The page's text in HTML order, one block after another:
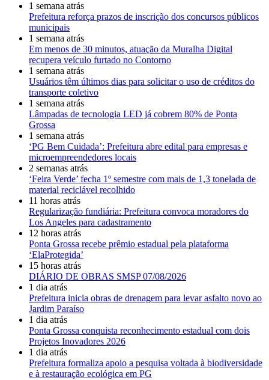
1 semana atrás
Prefeitura reforça prazos de inscrição dos concursos públicos
municipais
1 semana atrás
Em menos de 30 minutos, atuação da Muralha Digital
recupera veículo furtado no Contorno
1 semana atrás
Usuários têm últimos dias para solicitar o uso de créditos do
transporte coletivo
1 semana atrás
Lâmpadas de tecnologia LED já cobrem 80% de Ponta
Grossa
1 semana atrás
‘PG Bem Cuidada’: Prefeitura abre edital para empresas e
microempreendedores locais
2 semanas atrás
‘Feira Verde’ fecha 1º semestre com mais de 1,3 tonelada de
material reciclável recolhido
11 horas atrás
Regularização fundiária: Prefeitura convoca moradores do
Los Angeles para cadastramento
12 horas atrás
Ponta Grossa recebe prêmio estadual pela plataforma
‘ElaProtegida’
15 horas atrás
DIÁRIO DE OBRAS SMSP 07/08/2026
1 dia atrás
Prefeitura inicia obras de drenagem para levar asfalto novo ao
Jardim Paraíso
1 dia atrás
Ponta Grossa conquista reconhecimento estadual com dois
Projetos Inovadores 2026
1 dia atrás
Prefeitura formaliza apoio a pesquisa voltada à biodiversidade
e à restauração ecológica em PG